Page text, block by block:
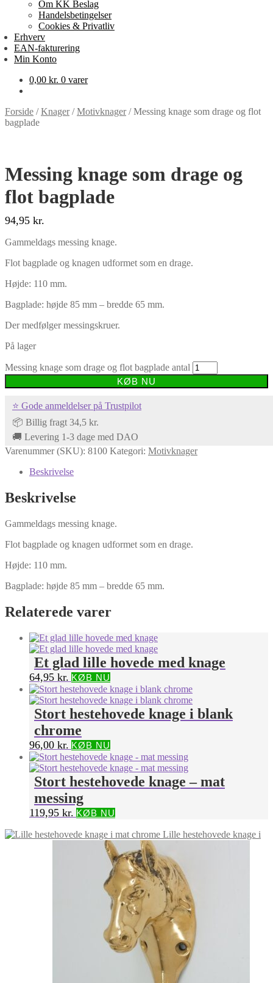
Om KK Beslag
Handelsbetingelser
Cookies & Privatliv
Erhverv
EAN-fakturering
Min Konto
0,00 kr. 0 varer
Forside /Knager/Motivknager/Messing knage som drage og flot
bagplade
Messing knage som drage og
flot bagplade
94,95 kr.
Gammeldags messing knage.
Flot bagplade og knagen udformet som en drage.
Højde: 110 mm.
Bagplade: højde 85 mm – bredde 65 mm.
Der medfølger messingskruer.
På lager
Messing knage som drage og flot bagplade antal
KØB NU
⭐ Gode anmeldelser på Trustpilot
📦 Billig fragt 34,5 kr.
🚚 Levering 1-3 dage med DAO
Varenummer (SKU): 8100 Kategori: Motivknager
Beskrivelse
Beskrivelse
Gammeldags messing knage.
Flot bagplade og knagen udformet som en drage.
Højde: 110 mm.
Bagplade: højde 85 mm – bredde 65 mm.
Relaterede varer
Et glad lille hovede med knage
64,95 kr. KØB NU
Stort hestehovede knage i blank
chrome
96,00 kr. KØB NU
Stort hestehovede knage – mat
messing
119,95 kr. KØB NU
Lille hestehovede knage i